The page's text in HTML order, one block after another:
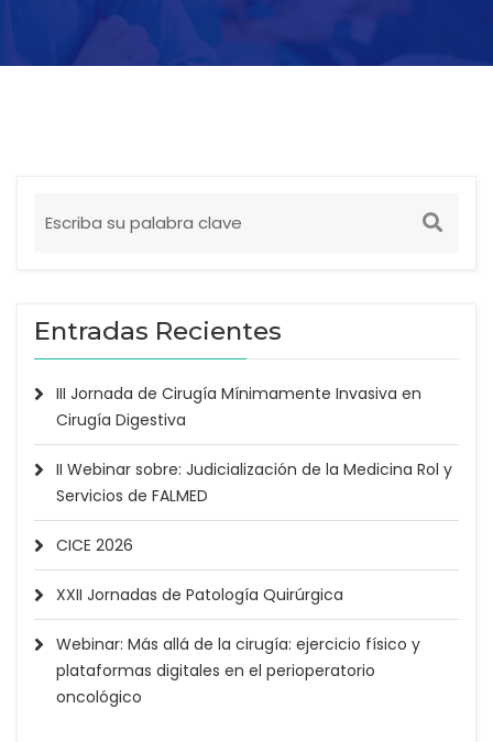
Entradas Recientes
III Jornada de Cirugía Mínimamente Invasiva en
Cirugía Digestiva
II Webinar sobre: Judicialización de la Medicina Rol y
Servicios de FALMED
CICE 2026
XXII Jornadas de Patología Quirúrgica
Webinar: Más allá de la cirugía: ejercicio físico y
plataformas digitales en el perioperatorio
oncológico